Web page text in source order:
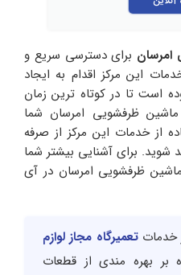
امرسان برای دسترسی سریع و
این مرکز اقدام به ایجاد
است تا در کوتاه ترین زمان
ماشین ظرفشویی امرسان شما
از خدمات این مرکز از صرفه
مند شوید. برای آشنایی بیشتر شما
ماشین ظرفشویی امرسان در آی
خدماتتعمیرگاه مجاز لوازم
بر بهره مندی از قطعات